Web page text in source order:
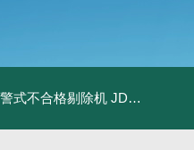
式不合格剔除机 JDT-GT-A8E儿童玩具包装合规检测秤漏装配件报警滚筒称